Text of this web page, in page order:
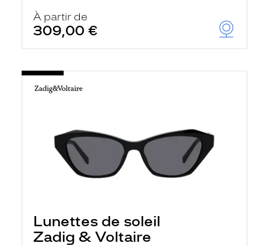
À partir de
309,00 €
Lunettes de soleil
Zadig & Voltaire